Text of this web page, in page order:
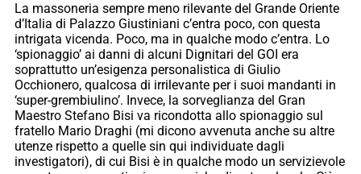
La massoneria sempre meno rilevante del Grande Oriente
d’Italia di Palazzo Giustiniani c’entra poco, con questa
intrigata vicenda. Poco, ma in qualche modo c’entra. Lo
‘spionaggio’ ai danni di alcuni Dignitari del GOI era
soprattutto un’esigenza personalistica di Giulio
Occhionero, qualcosa di irrilevante per i suoi mandanti in
‘super-grembiulino’. Invece, la sorveglianza del Gran
Maestro Stefano Bisi va ricondotta allo spionaggio sul
fratello Mario Draghi (mi dicono avvenuta anche su altre
utenze rispetto a quelle sin qui individuate dagli
investigatori), di cui Bisi è in qualche modo un servizievole